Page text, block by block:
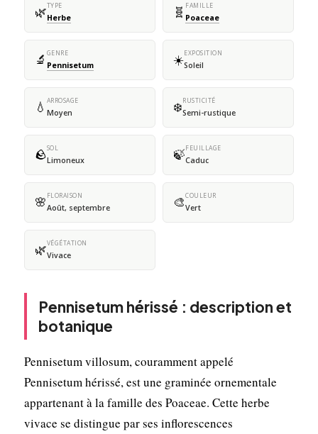
🌿TYPE
Herbe 🧬 FAMILLE
Poaceae
🔬 GENRE
Pennisetum ☀️EXPOSITION
Soleil
💧 ARROSAGE
Moyen ❄️RUSTICITÉ
Semi-rustique
🪨SOL
Limoneux 🍃FEUILLAGE
Caduc
🌸 FLORAISON
Août, septembre 🎨COULEUR
Vert
🌿VÉGÉTATION
Vivace
Pennisetum hérissé : description et
botanique
Pennisetum villosum, couramment appelé
Pennisetum hérissé, est une graminée ornementale
appartenant à la famille des Poaceae. Cette herbe
vivace se distingue par ses inflorescences